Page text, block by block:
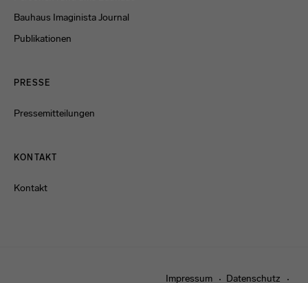
Bauhaus Imaginista Journal
Publikationen
PRESSE
Pressemitteilungen
KONTAKT
Kontakt
Impressum Datenschutz